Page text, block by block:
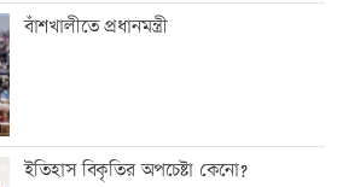
বাঁশখালীতে প্রধানমন্ত্রী
ইতিহাস বিকৃতির অপচেষ্টা কেনো?